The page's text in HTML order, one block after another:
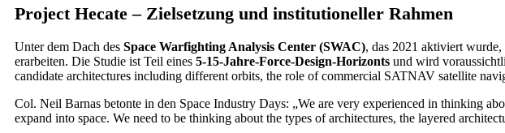
Project Hecate – Zielsetzung und institutioneller Rahmen
Unter dem Dach des Space Warfighting Analysis Center (SWAC), das 2021 aktiviert
erarbeiten. Die Studie ist Teil eines 5-15-Jahre-Force-Design-Horizonts und wird
candidate architectures including different orbits, the role of commercial SATNAV satellite
Col. Neil Barnas betonte in den Space Industry Days: „We are very experienced in thinking
expand into space. We need to be thinking about the types of architectures, the layered